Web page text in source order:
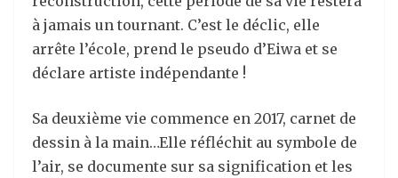
à jamais un tournant. C’est le déclic, elle
arrête l’école, prend le pseudo d’Eiwa et se
déclare artiste indépendante !
Sa deuxième vie commence en 2017, carnet de
dessin à la main…Elle réfléchit au symbole de
l’air, se documente sur sa signification et les